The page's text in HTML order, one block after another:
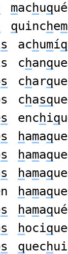
machuq
quinchem
s achumíq
chanq
s charq
chasq
s enchiq
s hamaq
s hamaq
s hamaq
hamaq
s hamaq
s hociq
s quechui